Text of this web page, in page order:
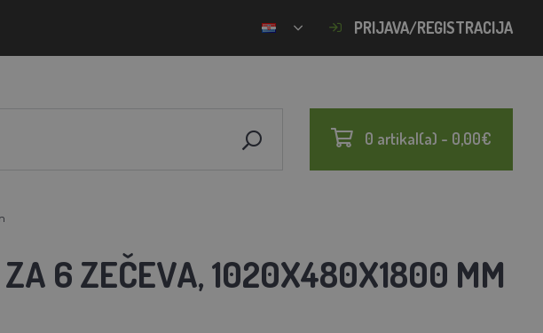
PRIJAVA/REGISTRACIJA
0 artikal(a) - 0,00€
6 ZEČEVA, 1020X480X1800 MM